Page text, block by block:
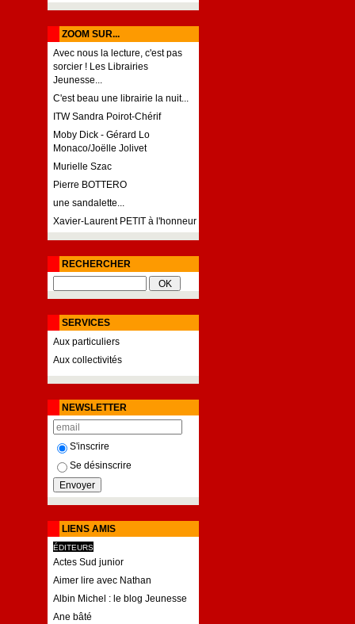
ZOOM SUR...
Avec nous la lecture, c'est pas
sorcier ! Les Librairies
Jeunesse...
C'est beau une librairie la nuit...
ITW Sandra Poirot-Chérif
Moby Dick - Gérard Lo
Monaco/Joëlle Jolivet
Murielle Szac
Pierre BOTTERO
une sandalette...
Xavier-Laurent PETIT à l'honneur
RECHERCHER
SERVICES
Aux particuliers
Aux collectivités
NEWSLETTER
S'inscrire
Se désinscrire
LIENS AMIS
ÉDITEURS
Actes Sud junior
Aimer lire avec Nathan
Albin Michel : le blog Jeunesse
Ane bâté